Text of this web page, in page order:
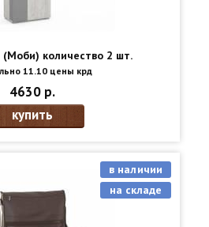
количество 2 шт.
11.10 цены крд
4630 р.
купить
в наличии
на складе